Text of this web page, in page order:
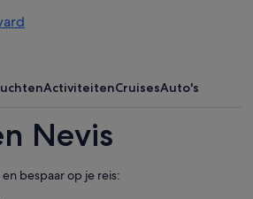
ActiviteitenCruisesAuto's
Nevis
bespaar op je reis: